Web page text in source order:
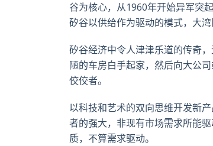
谷为核心，从1960年开始异军突
矽谷以供给作为驱动的模式，大
矽谷经济中令人津津乐道的传奇
陋的车房白手起家，然后向大公
佼佼者。
以科技和艺术的双向思维开发新
者的强大，非现有市场需求所能
质，不算需求驱动。